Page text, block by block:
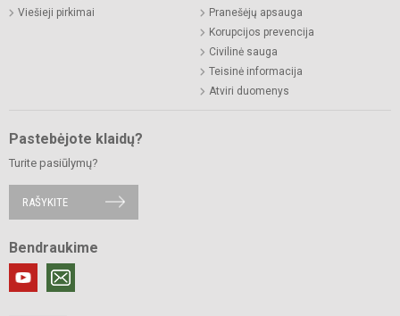
Viešieji pirkimai
Pranešėjų apsauga
Korupcijos prevencija
Civilinė sauga
Teisinė informacija
Atviri duomenys
Pastebėjote klaidų?
Turite pasiūlymų?
RAŠYKITE
Bendraukime